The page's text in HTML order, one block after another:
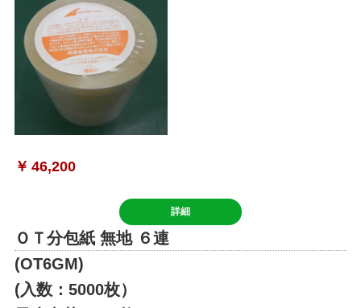
￥ 46,200
詳細
ＯＴ分包紙 無地 ６連
(OT6GM)
(入数：5000枚）